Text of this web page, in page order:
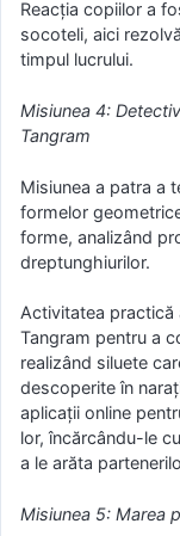
Reacția copiilor a
socoteli, aici
timpul lucrului.
Misiunea 4:
Tangram
Misiunea a patra a
formelor
forme, analizând
dreptunghiurilor.
Activitatea practică
Tangram pentru a
realizând siluete
descoperite în
aplicații online
lor, încărcându-le
a le arăta
Misiunea 5: Marea